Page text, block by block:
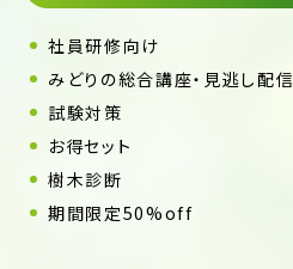
社員研修向け
みどりの総合講座・見逃し配信
試験対策
お得セット
樹木診断
期間限定50%off